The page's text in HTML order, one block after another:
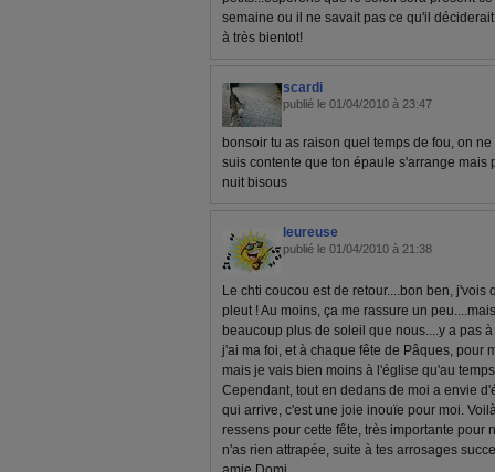
semaine ou il ne savait pas ce qu'il
à très bientot!
scardi
publié le 01/04/2010 à 23:47
bonsoir tu as raison quel temps de fou, on
suis contente que ton épaule s'arrange mais
nuit bisous
leureuse
publié le 01/04/2010 à 21:38
Le chti coucou est de retour....bon ben, j'vois
pleut ! Au moins, ça me rassure un
beaucoup plus de soleil que nous....y a pas
j'ai ma foi, et à chaque fête de Pâques, pour
mais je vais bien moins à l'église qu'au
Cependant, tout en dedans de moi a envie
qui arrive, c'est une joie inouïe pour moi.
ressens pour cette fête, très importante pour
n'as rien attrapée, suite à tes arrosages